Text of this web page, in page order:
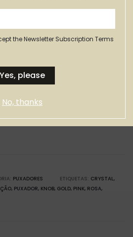
PUXADORES ETIQUETAS: CRYSTAL
PUXADOR KNOB GOLD PINK ROSA
the Newsletter Subscription Terms
Yes, please
No, thanks